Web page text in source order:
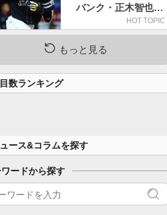
バンク・正木智也が
覚醒した理由HOT TOPIC
もっと見る
数ランキング
ース&コラムを探す
ードから探す